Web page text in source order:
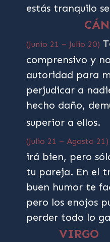
estás tranquilo
(Junio 21 – Julio 20)
comprensivo y
autoridad para
perjudicar a
hecho daño,
superior a ellos.
(Julio 21 – Agosto 21)
irá bien, pero
tu pareja. En el
buen humor te
pero los enojos
perder todo lo
VIRGO